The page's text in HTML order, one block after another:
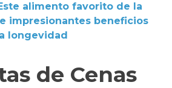
alimento favorito de la
impresionantes beneficios
longevidad
de Cenas